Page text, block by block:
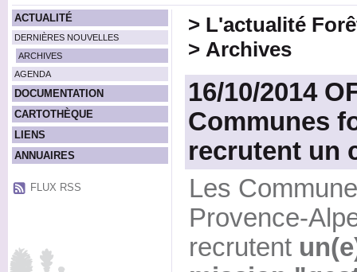
ACTUALITÉ
DERNIÈRES NOUVELLES
ARCHIVES
AGENDA
DOCUMENTATION
CARTOTHÈQUE
LIENS
ANNUAIRES
FLUX RSS
> L'actualité
> Archives
16/10/2014
Communes
recrutent un
Les
Provence-
recrutent